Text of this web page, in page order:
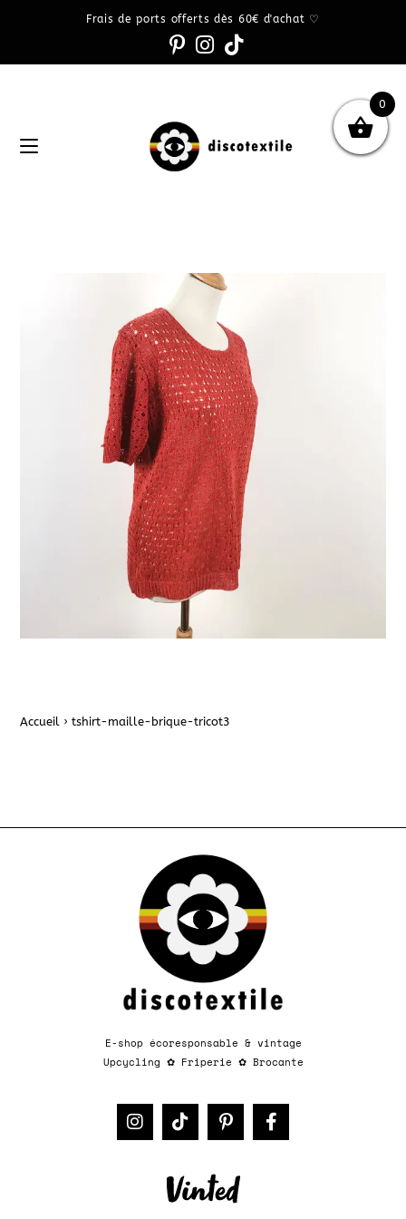
Frais de ports offerts dès 60€ d'achat ♡
Accueil › tshirt-maille-brique-tricot3
E-shop écoresponsable & vintage
Upcycling ✿Friperie ✿Brocante​​
0